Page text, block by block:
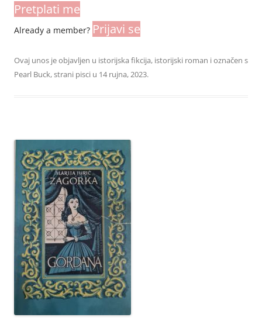
Pretplati me
Already a member? Prijavi se
Ovaj unos je objavljen u istorijska fikcija, istorijski roman i označen s
Pearl Buck,strani pisci u 14 rujna, 2023.